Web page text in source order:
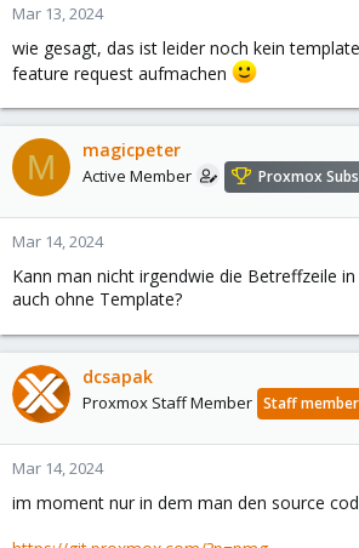
Mar 13, 2024
wie gesagt, das ist leider noch kein
feature request aufmachen
M magicpeter
Active Member Proxmox
Mar 14, 2024
Kann man nicht irgendwie die Betreffzeile
auch ohne Template?
dcsapak
Proxmox Staff Member Staff member
Mar 14, 2024
im moment nur in dem man den source